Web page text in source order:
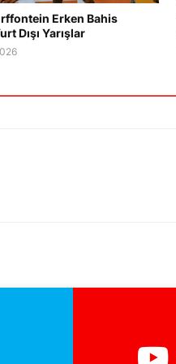
Erken Bahis
Dışı Yarışlar